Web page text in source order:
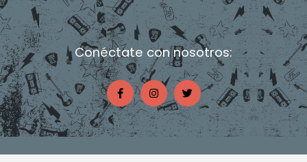
Conéctate con nosotros:
F
a
c
e
b
o
o
I
n
s
t
a
g
r
T
w
i
t
t
e